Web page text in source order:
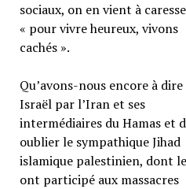
sociaux, on en vient à
« pour vivre heureux, vivons
cachés ».
Qu’avons-nous encore à
Israël par l’Iran et ses
intermédiaires du Hamas et
oublier le sympathique Jihad
islamique palestinien, dont
ont participé aux massacres